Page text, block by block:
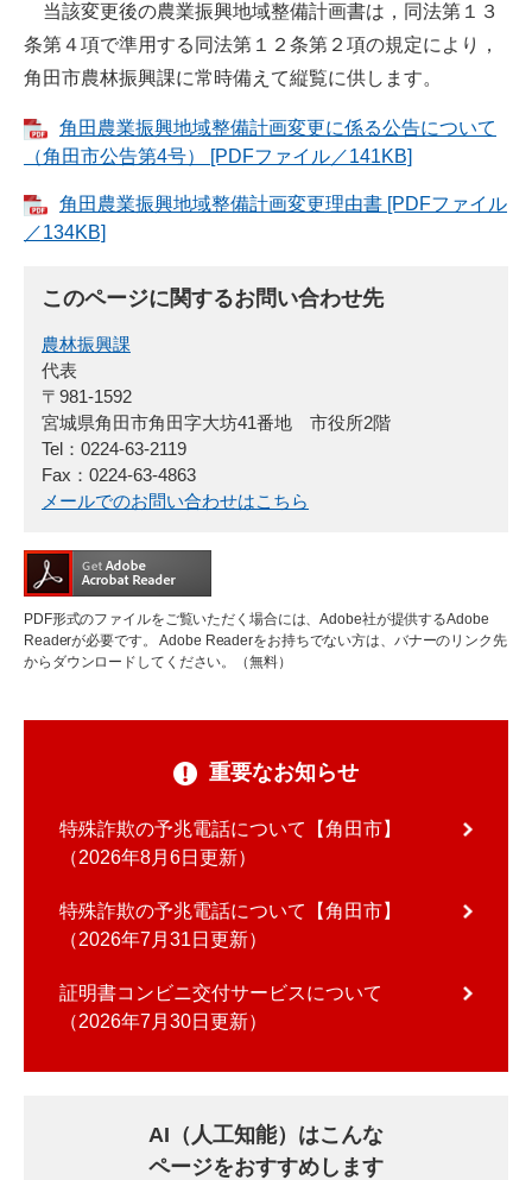
当該変更後の農業振興地域整備計画書は，同法第１３
条第４項で準用する同法第１２条第２項の規定により，
角田市農林振興課に常時備えて縦覧に供します。
角田農業振興地域整備計画変更に係る公告について
（角田市公告第4号） [PDFファイル／141KB]
角田農業振興地域整備計画変更理由書 [PDFファイル
／134KB]
このページに関するお問い合わせ先
農林振興課
代表
〒981-1592
宮城県角田市角田字大坊41番地 市役所2階
Tel：0224-63-2119
Fax：0224-63-4863
メールでのお問い合わせはこちら
PDF形式のファイルをご覧いただく場合には、Adobe社が提供するAdobe
Readerが必要です。
Adobe Readerをお持ちでない方は、バナーのリンク先
からダウンロードしてください。（無料）
重要なお知らせ
特殊詐欺の予兆電話について【角田市】
2026年8月6日更新
特殊詐欺の予兆電話について【角田市】
2026年7月31日更新
証明書コンビニ交付サービスについて
2026年7月30日更新
AI（人工知能）はこんな
ページをおすすめします